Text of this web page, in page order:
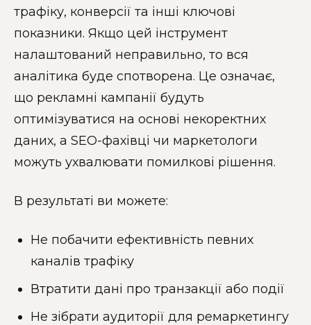
трафіку, конверсії та інші ключові
показники. Якщо цей інструмент
налаштований неправильно, то вся
аналітика буде спотворена. Це означає,
що рекламні кампанії будуть
оптимізуватися на основі некоректних
даних, а SEO-фахівці чи маркетологи
можуть ухвалювати помилкові рішення.
В результаті ви можете:
Не побачити ефективність певних
каналів трафіку
Втратити дані про транзакції або події
Не зібрати аудиторії для ремаркетингу